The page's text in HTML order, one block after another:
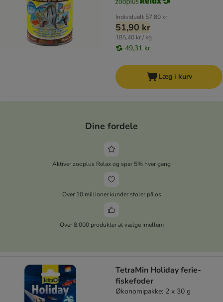
Individuelt 57,80 kr
51,90 kr
185,40 kr / kg
49,31 kr
Læg i kurv
Dine fordele
Aktiver zooplus Relax og spar 5% hver gang
Over 10 millioner kunder stoler på os
Over 8.000 produkter at vælge imellem
TetraMin Holiday ferie-
fiskefoder
Økonomipakke: 2 x 30 g